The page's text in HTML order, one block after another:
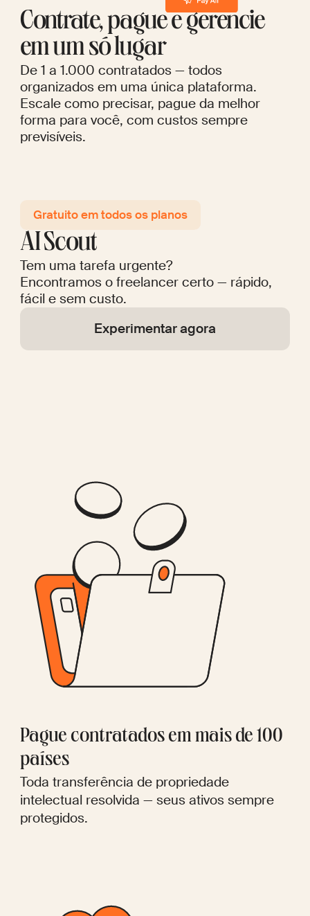
Contrate, pague e gerencie
em um só lugar
De 1 a 1.000 contratados — todos
organizados em uma única plataforma.
Escale como precisar, pague da melhor
forma para você, com custos sempre
previsíveis.
Gratuito em todos os planos
AI Scout
Tem uma tarefa urgente?
Encontramos o freelancer certo — rápido,
fácil e sem custo.
Experimentar agora
Pague contratados em mais de 100
países
Toda transferência de propriedade
intelectual resolvida — seus ativos sempre
protegidos.